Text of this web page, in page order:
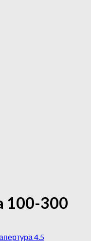
100-300